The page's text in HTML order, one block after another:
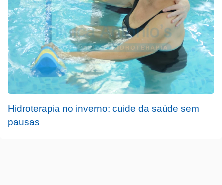
Hidroterapia no inverno: cuide da saúde sem
pausas